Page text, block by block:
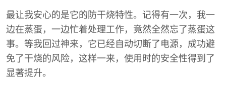
最让我安心的是它的防干烧特性。记得有一次，我一
边在蒸蛋，一边忙着处理工作，竟然全然忘了蒸蛋这
事。等我回过神来，它已经自动切断了电源，成功避
免了干烧的风险，这样一来，使用时的安全性得到了
显著提升。